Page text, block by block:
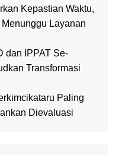
Kepastian Waktu,
Layanan
dan IPPAT Se-
Transformasi
Paling
Dievaluasi